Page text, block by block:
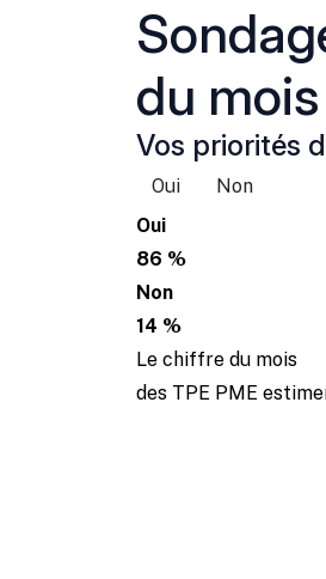
du mois
Vos priorités
Oui
Non
Oui
86 %
Non
14 %
Le chiffre du mois
des TPE PME